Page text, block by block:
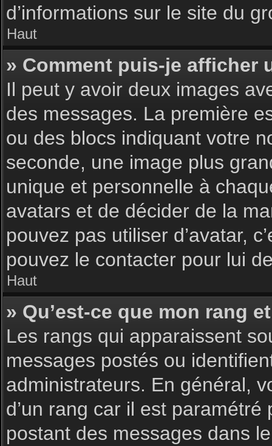
d’informations sur le site du
Haut
» Comment puis-je afficher
Il peut y avoir deux images
des messages. La première
ou des blocs indiquant votre
seconde, une image plus
unique et personnelle à
avatars et de décider de la
pouvez pas utiliser d’avatar,
pouvez le contacter pour lui
Haut
» Qu’est-ce que mon rang
Les rangs qui apparaissent
messages postés ou
administrateurs. En général,
d’un rang car il est
postant des messages dans